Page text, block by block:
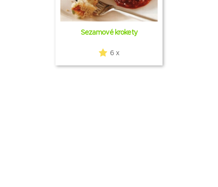
Sezamové krokety
6 x